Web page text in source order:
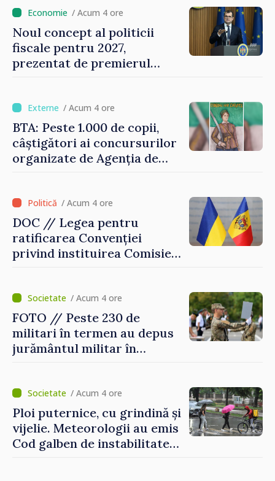
oamenilor”/ Acum 4 ore
Noul concept al politicii
fiscale pentru 2027,
prezentat de premierul
investițiile, taxăm viciile și
echilibrăm taxarea
consumului”
/ Acum 4 ore
BTA: Peste 1.000 de copii,
câștigători ai concursurilor
organizate de Agenția de
/ Acum 4 ore
DOC // Legea pentru
ratificarea Convenției
privind instituirea Comisiei
Monitorul Oficial
/ Acum 4 ore
FOTO // Peste 230 de
militari în termen au depus
jurământul militar în
/ Acum 4 ore
Ploi puternice, cu grindină și
vijelie. Meteorologii au emis
Cod galben de instabilitate